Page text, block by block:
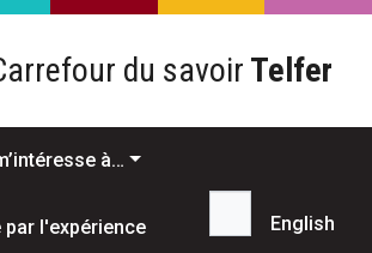
du savoir Telfer
à…
l'expérience
Recherche...
English